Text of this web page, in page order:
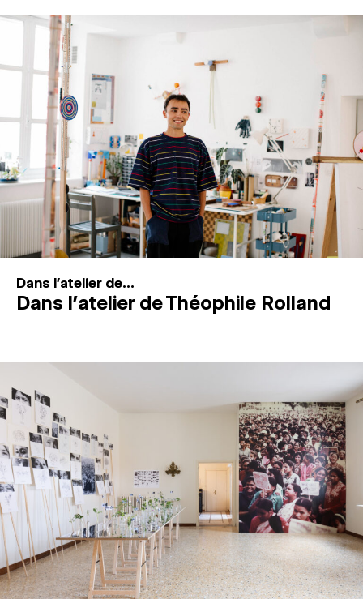
PROGRAMMATION
MAGAZINE
ESPACES DE PRATIQUE ARTISTIQUE ↓
Recherche
Connexion
Dans l'atelier de...
Dans l’atelier de Théophile Rolland